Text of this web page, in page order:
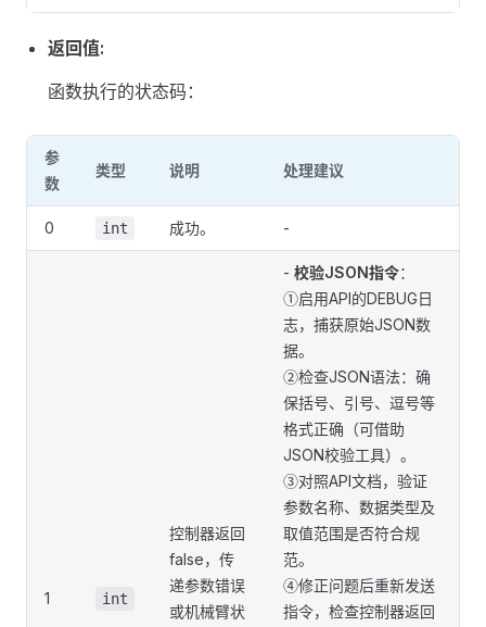
返回值:
函数执行的状态码：
参
数
类型 说明 处理建议
0 int 成功。 -
1 int
控制器返回
false，传
递参数错误
或机械臂状
- 校验JSON指令：
①启用API的DEBUG日
志，捕获原始JSON数
据。
②检查JSON语法：确
保括号、引号、逗号等
格式正确（可借助
JSON校验工具）。
③对照API文档，验证
参数名称、数据类型及
取值范围是否符合规
范。
④修正问题后重新发送
指令，检查控制器返回